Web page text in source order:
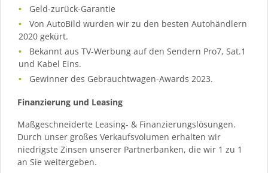
Geld-zurück-Garantie
Von AutoBild wurden wir zu den besten Autohändlern
2020 gekürt.
Bekannt aus TV-Werbung auf den Sendern Pro7, Sat.1
und Kabel Eins.
Gewinner des Gebrauchtwagen-Awards 2023.
Finanzierung und Leasing
Maßgeschneiderte Leasing- & Finanzierungslösungen.
Durch unser großes Verkaufsvolumen erhalten wir
niedrigste Zinsen unserer Partnerbanken, die wir 1 zu 1
an Sie weitergeben.